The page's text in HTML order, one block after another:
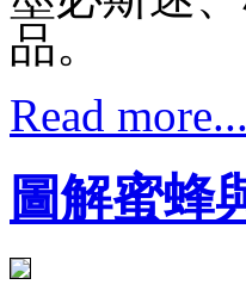
品。
Read more...
圖解蜜蜂